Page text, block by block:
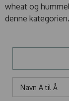
wheat og
denne kategorien.
Navn A til Å